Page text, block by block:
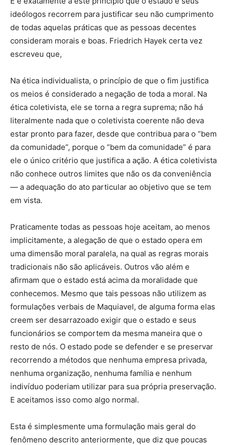
ideólogos recorrem para justificar seu não cumprimento
de todas aquelas práticas que as pessoas decentes
consideram morais e boas. Friedrich Hayek certa vez
escreveu que,
Na ética individualista, o princípio de que o fim justifica
os meios é considerado a negação de toda a moral. Na
ética coletivista, ele se torna a regra suprema; não há
literalmente nada que o coletivista coerente não deva
estar pronto para fazer, desde que contribua para o “bem
da comunidade”, porque o “bem da comunidade” é para
ele o único critério que justifica a ação. A ética coletivista
não conhece outros limites que não os da conveniência
— a adequação do ato particular ao objetivo que se tem
em vista.
Praticamente todas as pessoas hoje aceitam, ao menos
implicitamente, a alegação de que o estado opera em
uma dimensão moral paralela, na qual as regras morais
tradicionais não são aplicáveis. Outros vão além e
afirmam que o estado está acima da moralidade que
conhecemos. Mesmo que tais pessoas não utilizem as
formulações verbais de Maquiavel, de alguma forma elas
creem ser desarrazoado exigir que o estado e seus
funcionários se comportem da mesma maneira que o
resto de nós. O estado pode se defender e se preservar
recorrendo a métodos que nenhuma empresa privada,
nenhuma organização, nenhuma família e nenhum
indivíduo poderiam utilizar para sua própria preservação.
E aceitamos isso como algo normal.
Esta é simplesmente uma formulação mais geral do
fenômeno descrito anteriormente, que diz que poucas